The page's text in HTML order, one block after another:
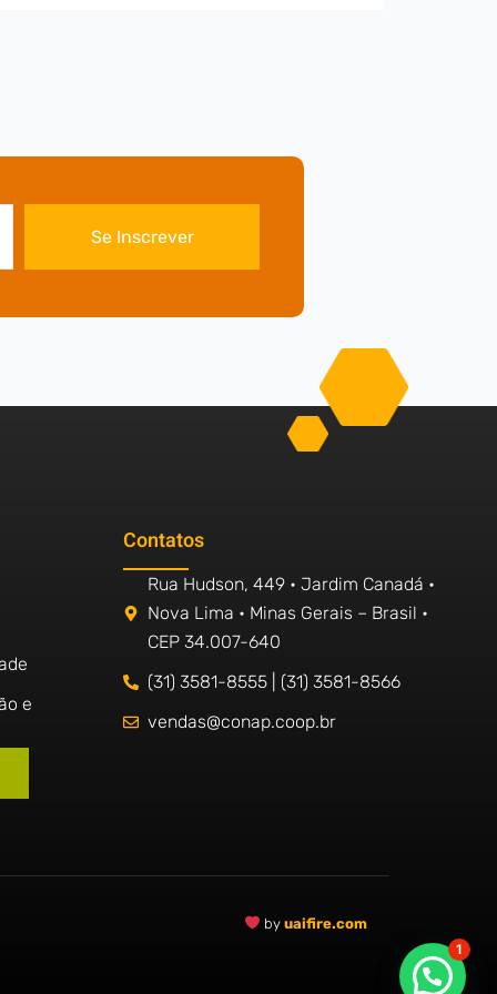
Se Inscrever
e
Contatos
Rua Hudson, 449 • Jardim Canadá •
Nova Lima • Minas Gerais – Brasil •
CEP 34.007-640
(31) 3581-8555 | (31) 3581-8566
vendas@conap.coop.br
by uaifire.com
1